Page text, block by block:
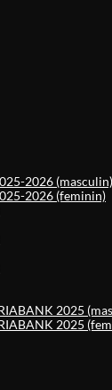
2026 (masculin)
2026 (feminin)
2025
2025